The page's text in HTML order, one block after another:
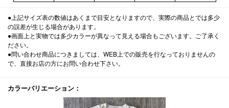
●上記サイズ表の数値はあくまで目安となりますので、実際の商品とでは多少
の誤差が生じる場合があります。
●画面上と実物では多少カラーが異なって見える場合もございます。ご了承く
ださい。
●問い合わせ商品につきましては、WEB上での販売を行なっておりませんの
で、直接お店の方にお問い合わせ下さい。
カラーバリエーション：